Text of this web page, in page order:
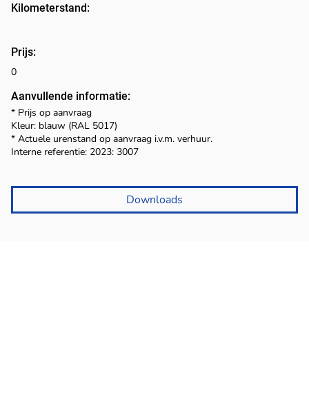
Kilometerstand:
Prijs:
0
Aanvullende informatie:
* Prijs op aanvraag
Kleur: blauw (RAL 5017)
* Actuele urenstand op aanvraag i.v.m. verhuur.
Interne referentie: 2023: 3007
Downloads